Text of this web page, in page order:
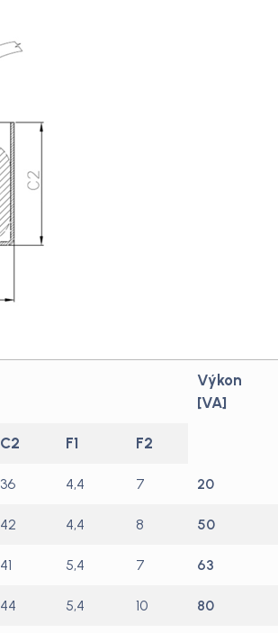
Výkon
[VA]
C2 F1 F2
36 4,4 7 20
42 4,4 8 50
41 5,4 7 63
44 5,4 10 80